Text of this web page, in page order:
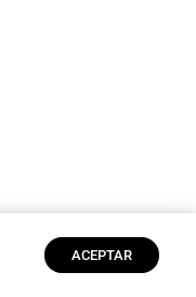
Producto
ACEPTAR